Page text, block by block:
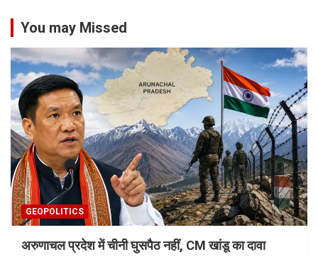
You may Missed
GEOPOLITICS
अरुणाचल प्रदेश में चीनी घुसपैठ नहीं, CM खांडू का दावा